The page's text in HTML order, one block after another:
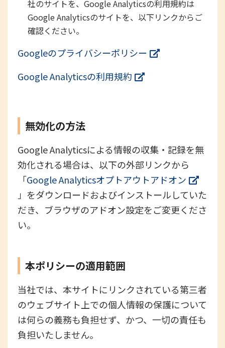
社のサイトを、Google Analyticsの利用規約は
Google Analyticsのサイトを、以下リンクからご
確認ください。
Googleのプライバシーポリシー
Google Analyticsの利用規約
無効化の方法
Google Analyticsによる情報の収集・記録を無
効化される場合は、以下の外部リンクから
「Google Analyticsオプトアウトアドオン
」をダウンロードおよびインストールしていた
だき、ブラウザのアドオン設定をご変更くださ
い。
本ポリシーの適用範囲
当社では、本サイトにリンクされている第三者
のウェブサイト上での個人情報の保護について
は何らの義務も負担せず、かつ、一切の責任も
負担いたしません。